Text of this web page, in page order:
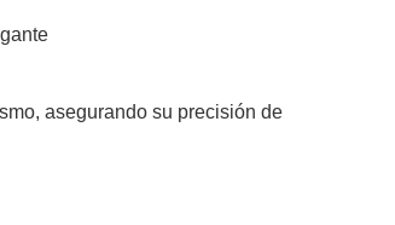
asegurando su precisión de